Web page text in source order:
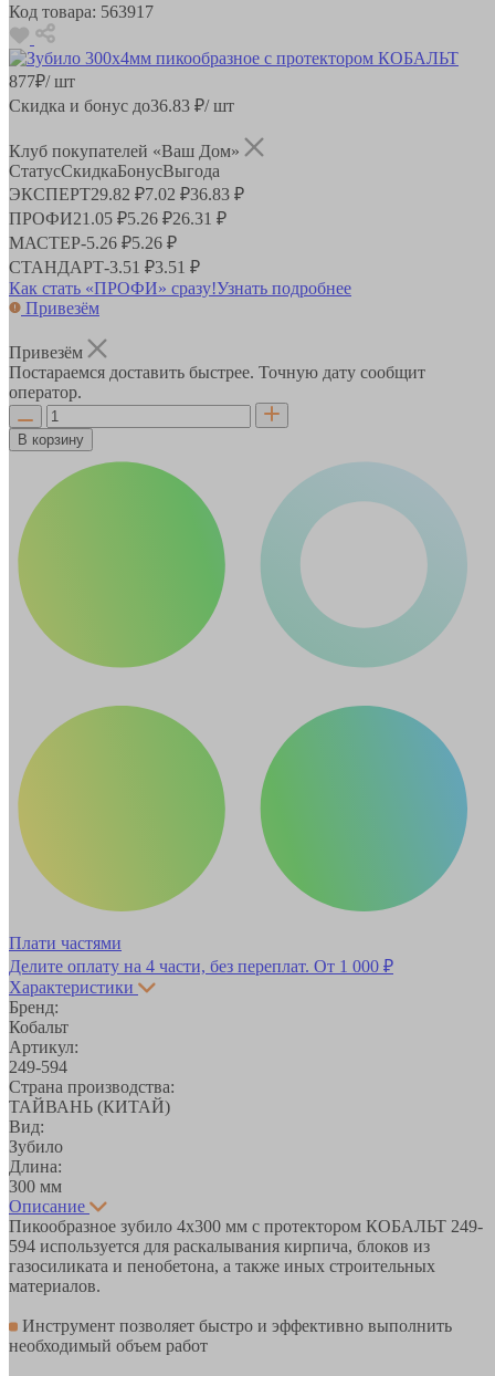
Код товара: 563917
877₽/ шт
Скидка и бонус до36.83 ₽/ шт
Клуб покупателей «Ваш Дом»
СтатусСкидкаБонусВыгода
ЭКСПЕРТ29.82 ₽7.02 ₽36.83 ₽
ПРОФИ21.05 ₽5.26 ₽26.31 ₽
МАСТЕР-5.26 ₽5.26 ₽
СТАНДАРТ-3.51 ₽3.51 ₽
Как стать «ПРОФИ» сразу!Узнать подробнее
Привезём
Привезём
Постараемся доставить быстрее. Точную дату сообщит
оператор.
В корзину
Плати частями
Делите оплату на 4 части, без переплат. От 1 000 ₽
Характеристики
Бренд:
Кобальт
Артикул:
249-594
Страна производства:
ТАЙВАНЬ (КИТАЙ)
Вид:
Зубило
Длина:
300 мм
Описание
Пикообразное зубило 4х300 мм с протектором КОБАЛЬТ 249-
594 используется для раскалывания кирпича, блоков из
газосиликата и пенобетона, а также иных строительных
материалов.
Инструмент позволяет быстро и эффективно выполнить
необходимый объем работ